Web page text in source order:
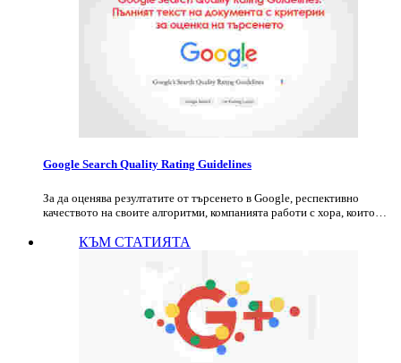
Google Search Quality Rating Guidelines
За да оценява резултатите от търсенето в Google, респективно
качеството на своите алгоритми, компанията работи с хора, които…
КЪМ СТАТИЯТА